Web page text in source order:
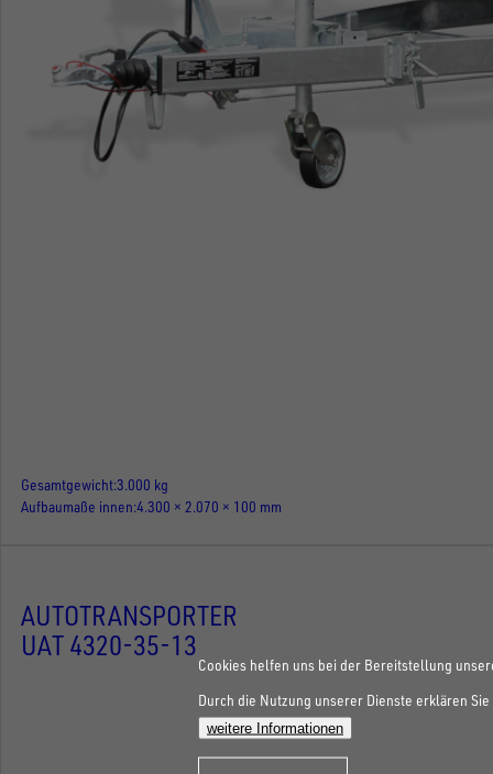
Gesamtgewicht3.000 kg
Aufbaumaße innen 4.300 × 2.070 × 100 mm
AUTOTRANSPORTER
UAT 4320-35-13
Cookies helfen uns bei der Bereitstellung
Durch die Nutzung unserer Dienste erklären
weitere Informationen